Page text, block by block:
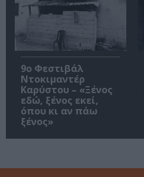
9ο Φεστιβάλ
Ντοκιμαντέρ
Καρύστου – «Ξένος
εδώ, ξένος εκεί,
όπου κι αν πάω
ξένος»